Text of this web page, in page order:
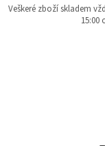
Veškeré zboží skladem
15:00